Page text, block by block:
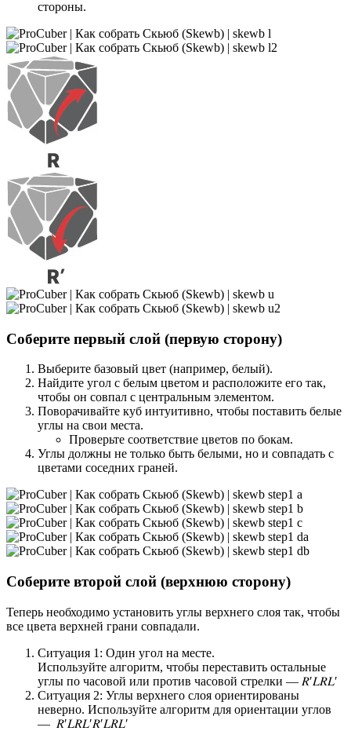
стороны.
Соберите первый слой (первую сторону)
Выберите базовый цвет (например, белый).
Найдите угол с белым цветом и расположите его так,
чтобы он совпал с центральным элементом.
Поворачивайте куб интуитивно, чтобы поставить белые
углы на свои места.
Проверьте соответствие цветов по бокам.
Углы должны не только быть белыми, но и совпадать с
цветами соседних граней.
Соберите второй слой (верхнюю сторону)
Теперь необходимо установить углы верхнего слоя так, чтобы
все цвета верхней грани совпадали.
Ситуация 1: Один угол на месте.
Используйте алгоритм, чтобы переставить остальные
углы по часовой или против часовой стрелки — 𝑅′𝐿𝑅𝐿′
Ситуация 2: Углы верхнего слоя ориентированы
неверно. Используйте алгоритм для ориентации углов
— 𝑅′𝐿𝑅𝐿′𝑅′𝐿𝑅𝐿′